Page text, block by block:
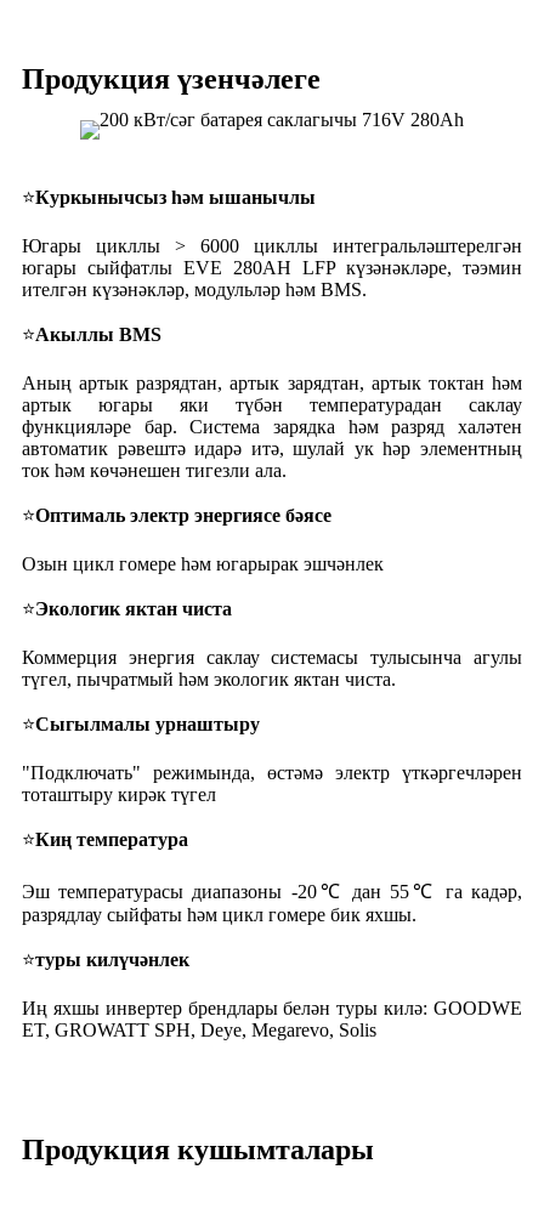
Продукция үзенчәлеге
⭐Куркынычсыз һәм ышанычлы
Югары цикллы > 6000 цикллы интегральләштерелгән
югары сыйфатлы EVE 280AH LFP күзәнәкләре, тәэмин
ителгән күзәнәкләр, модульләр һәм BMS.
⭐Акыллы BMS
Аның артык разрядтан, артык зарядтан, артык токтан һәм
артык югары яки түбән температурадан саклау
функцияләре бар. Система зарядка һәм разряд халәтен
автоматик рәвештә идарә итә, шулай ук ​​һәр элементның
ток һәм көчәнешен тигезли ала.
⭐Оптималь электр энергиясе бәясе
Озын цикл гомере һәм югарырак эшчәнлек
⭐Экологик яктан чиста
Коммерция энергия саклау системасы тулысынча агулы
түгел, пычратмый һәм экологик яктан чиста.
⭐Сыгылмалы урнаштыру
"Подключать" режимында, өстәмә электр үткәргечләрен
тоташтыру кирәк түгел
⭐Киң температура
Эш температурасы диапазоны -20℃ дан 55℃ га кадәр,
разрядлау сыйфаты һәм цикл гомере бик яхшы.
⭐туры килүчәнлек
Иң яхшы инвертер брендлары белән туры килә: GOODWE
ET, GROWATT SPH, Deye, Megarevo, Solis
Продукция кушымталары